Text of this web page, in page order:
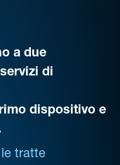
a due
di
dispositivo e
tratte